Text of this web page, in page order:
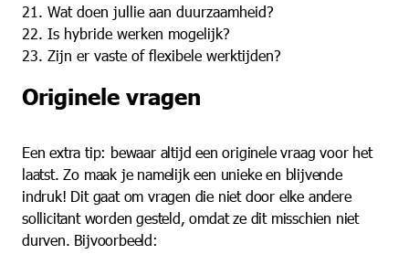
21. Wat doen jullie aan duurzaamheid?
22. Is hybride werken mogelijk?
23. Zijn er vaste of flexibele werktijden?
Originele vragen
Een extra tip: bewaar altijd een originele vraag voor het
laatst. Zo maak je namelijk een unieke en blijvende
indruk! Dit gaat om vragen die niet door elke andere
sollicitant worden gesteld, omdat ze dit misschien niet
durven. Bijvoorbeeld: